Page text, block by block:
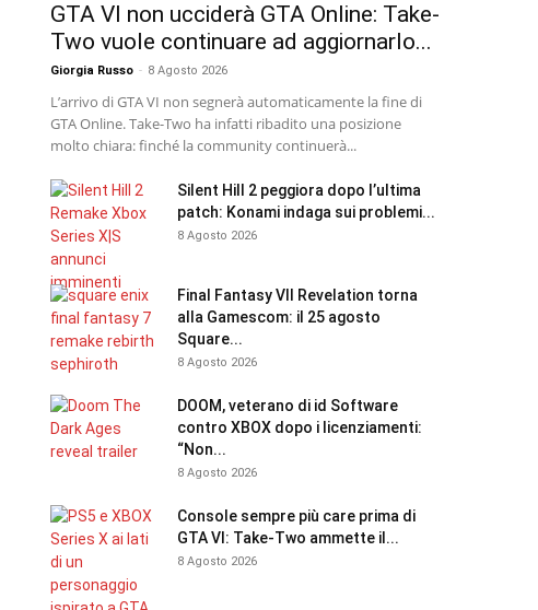
GTA VI non ucciderà GTA Online: Take-
Two vuole continuare ad aggiornarlo...
Giorgia Russo - 8 Agosto 2026
L’arrivo di GTA VI non segnerà automaticamente la fine di
GTA Online. Take-Two ha infatti ribadito una posizione
molto chiara: finché la community continuerà...
Silent Hill 2 peggiora dopo l’ultima
patch: Konami indaga sui problemi...
8 Agosto 2026
Final Fantasy VII Revelation torna
alla Gamescom: il 25 agosto
Square...
8 Agosto 2026
DOOM, veterano di id Software
contro XBOX dopo i licenziamenti:
“Non...
8 Agosto 2026
Console sempre più care prima di
GTA VI: Take-Two ammette il...
8 Agosto 2026